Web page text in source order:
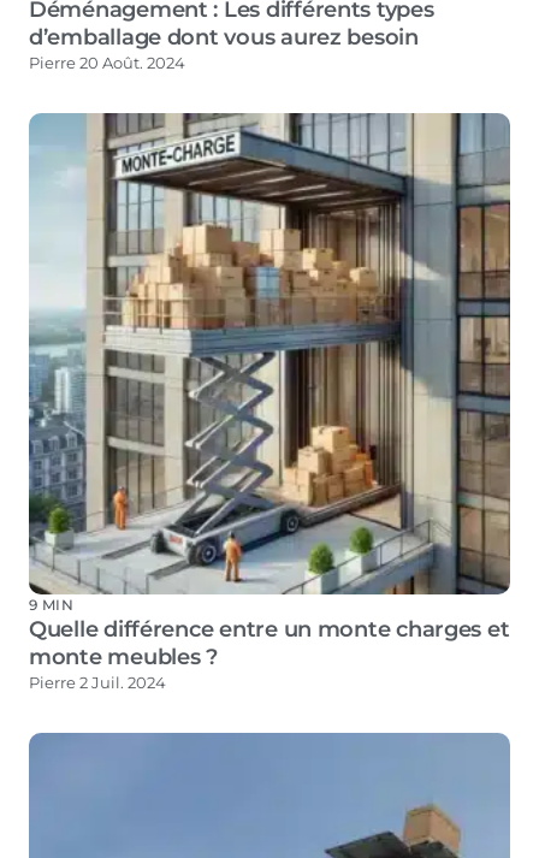
Déménagement : Les différents types
d’emballage dont vous aurez besoin
Pierre20 Août. 2024
9 MIN
Quelle différence entre un monte charges et
monte meubles ?
Pierre2 Juil. 2024